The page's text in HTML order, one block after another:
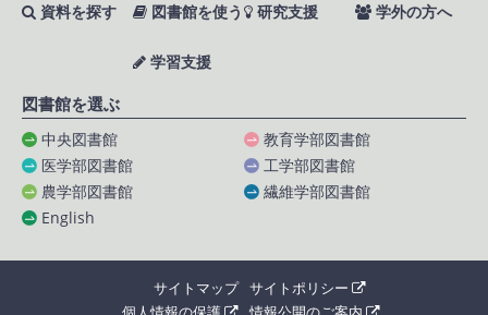
資料を探す 図書館を使う
学習支援
研究支援 学外の方へ
図書館を選ぶ
中央図書館
教育学部図書館
医学部図書館
工学部図書館
農学部図書館
繊維学部図書館
English
サイトマップ サイトポリシー